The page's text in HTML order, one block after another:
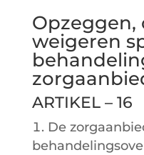
weigeren
ARTIKEL – 16
De